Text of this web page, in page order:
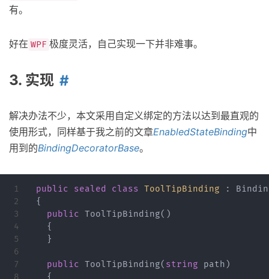
有。
好在 WPF 极度灵活，自己实现一下并非难事。
3. 实现
解决办法不少，本文采用自定义绑定的方法以达到最直观的
使用形式，同样基于我之前的文章EnabledStateBinding中
用到的BindingDecoratorBase。
1
2
3
4
5
6
7
8
public sealed class ToolTipBinding :
{
public
ToolTipBinding()
{
}
public ToolTipBinding( string path )
{